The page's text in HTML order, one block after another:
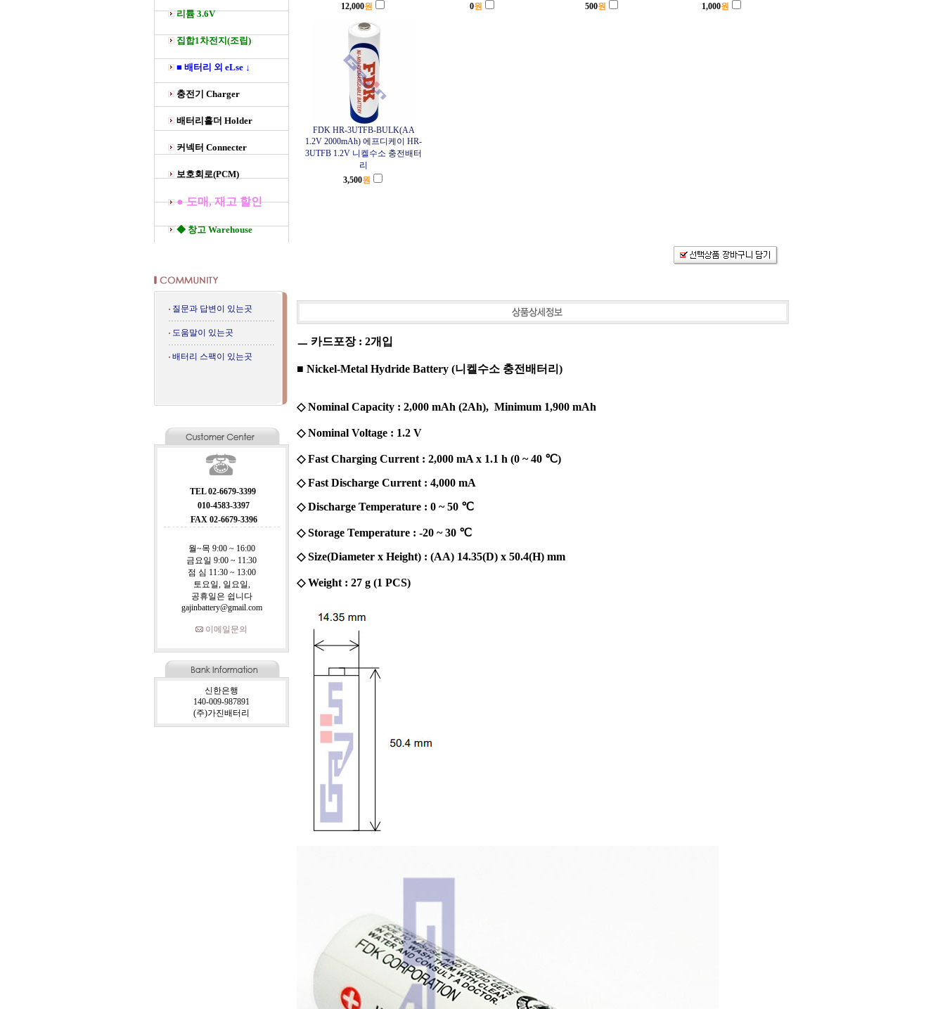
리튬 3.6V
집합1차전지(조립)
■ 배터리 외 eLse ↓
충전기 Charger
배터리홀더 Holder
커넥터 Connecter
보호회로(PCM)
● 도매, 재고 할인
◆ 창고 Warehouse
질문과 답변이 있는곳
도움말이 있는곳
배터리 스팩이 있는곳
TEL 02-6679-3399
010-4583-3397
FAX 02-6679-3396
월~목 9:00 ~ 16:00
금요일 9:00 ~ 11:30
점 심 11:30 ~ 13:00
토요일, 일요일,
공휴일은 쉽니다
gajinbattery@gmail.com
이메일문의
신한은행
140-009-987891
(주)가진배터리
12,000원 0원 500원 1,000원
FDK HR-3UTFB-BULK(AA
1.2V 2000mAh) 에프디케이 HR-
3UTFB 1.2V 니켈수소 충전배터
리
3,500원
ㅡ 카드포장 : 2개입
■ Nickel-Metal Hydride Battery (니켈수소 충전배터리)
◇ Nominal Capacity : 2,000 mAh (2Ah), Minimum 1,900 mAh
◇ Nominal Voltage : 1.2 V
◇ Fast Charging Current : 2,000 mA x 1.1 h (0 ~ 40 ℃)
◇ Fast Discharge Current : 4,000 mA
◇ Discharge Temperature : 0 ~ 50 ℃
◇ Storage Temperature : -20 ~ 30 ℃
◇ Size(Diameter x Height) : (AA) 14.35(D) x 50.4(H) mm
◇ Weight : 27 g (1 PCS)